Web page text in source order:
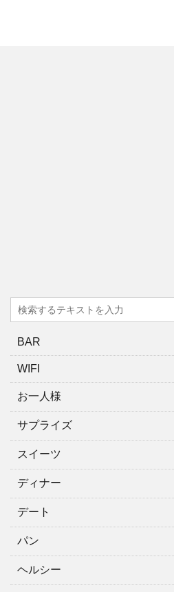
BAR
WIFI
お一人様
サプライズ
スイーツ
ディナー
デート
パン
ヘルシー